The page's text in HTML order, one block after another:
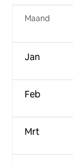
Maand
Jan
Feb
Mrt